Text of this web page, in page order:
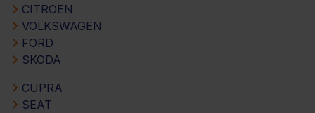
CITROEN
VOLKSWAGEN
FORD
SKODA
CUPRA
SEAT